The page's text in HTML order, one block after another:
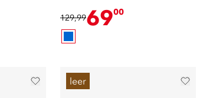
vibram zool
129,996900
leer